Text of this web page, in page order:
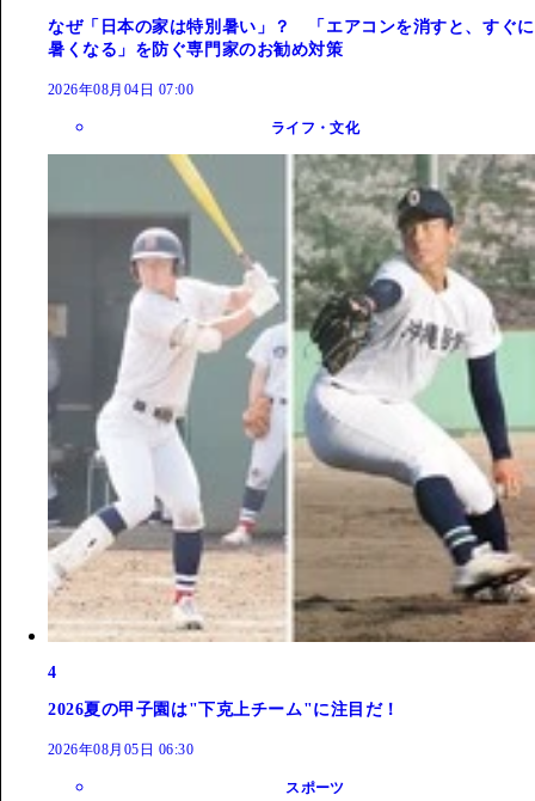
なぜ「日本の家は特別暑い」？ 「エアコンを消すと、すぐに
暑くなる」を防ぐ専門家のお勧め対策
2026年08月04日 07:00
ライフ・文化
4
2026夏の甲子園は"下克上チーム"に注目だ！
2026年08月05日 06:30
スポーツ